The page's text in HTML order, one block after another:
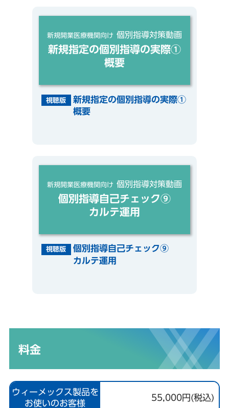
新規開業医療機関向け 個別指導対策動画
新規指定の個別指導の実際①
概要
視聴版
新規指定の個別指導の実際①
概要
新規開業医療機関向け 個別指導対策動画
個別指導自己チェック⑨
カルテ運用
視聴版
個別指導自己チェック⑨
カルテ運用
料金
ウィーメックス製品を
お使いのお客様
55,000円(税込)